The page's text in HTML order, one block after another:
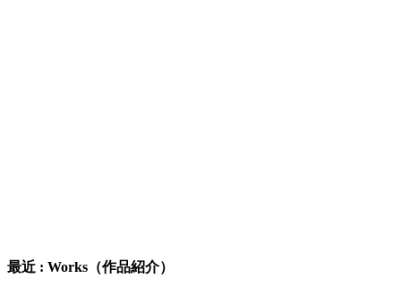
最近 : Works（作品紹介）